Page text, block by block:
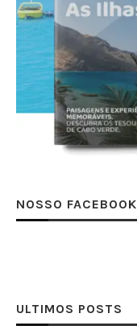
NOSSO FACEBOOK
ULTIMOS POSTS